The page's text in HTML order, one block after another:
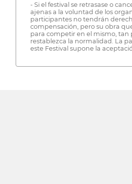
- Si el festival se retrasase o
ajenas a la voluntad de los
participantes no tendrán
compensación, pero su obra
para competir en el mismo, tan
restablezca la normalidad. La
este Festival supone la